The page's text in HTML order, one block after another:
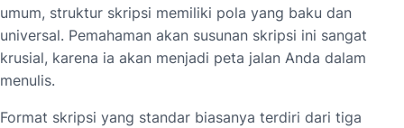
umum, struktur skripsi memiliki pola yang baku dan
universal. Pemahaman akan susunan skripsi ini sangat
krusial, karena ia akan menjadi peta jalan Anda dalam
menulis.
Format skripsi yang standar biasanya terdiri dari tiga